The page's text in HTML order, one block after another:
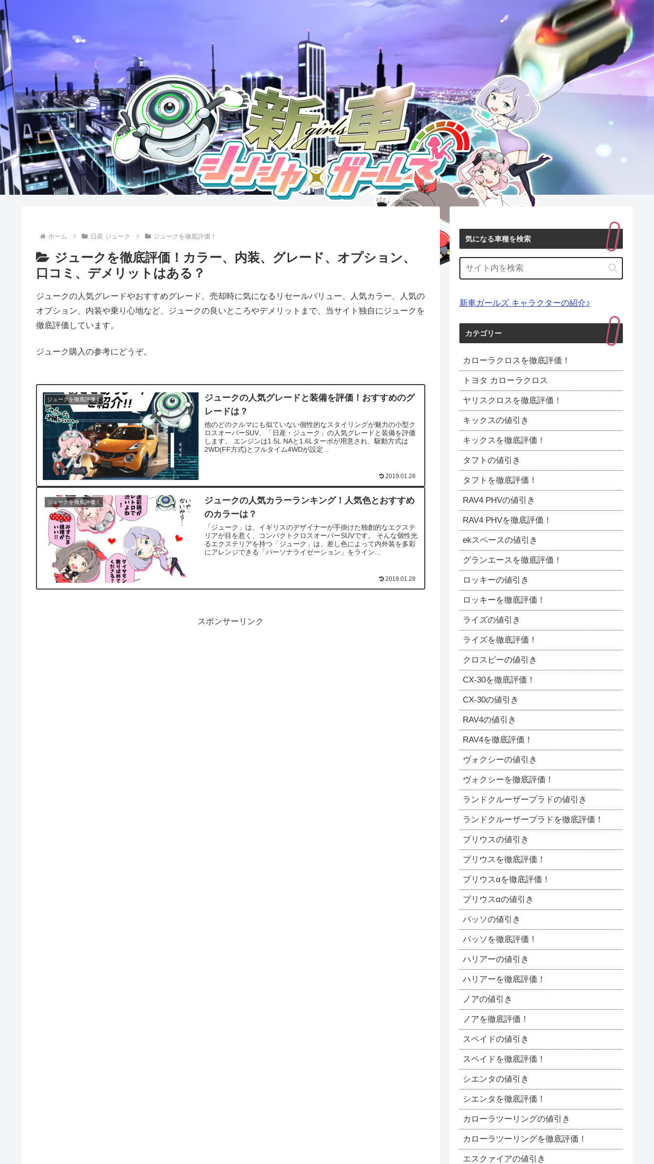
ホーム 日産 ジューク ジュークを徹底評価！
ジュークを徹底評価！カラー、内装、グレード、オプション、
口コミ、デメリットはある？
ジュークの人気グレードやおすすめグレード、売却時に気になるリセールバリュー、人気カラー、人気の
オプション、内装や乗り心地など、ジュークの良いところやデメリットまで、当サイト独自にジュークを
徹底評価しています。
ジューク購入の参考にどうぞ。
ジュークを徹底評価！
ジュークの人気グレードと装備を評価！おすすめのグ
レードは？
他のどのクルマにも似ていない個性的なスタイリングが魅力の小型ク
ロスオーバーSUV、「日産・ジューク」の人気グレードと装備を評価
します。 エンジンは1.5L NAと1.6Lターボが用意され、駆動方式は
2WD(FF方式)とフルタイム4WDが設定...
2019.01.28
ジュークを徹底評価！
ジュークの人気カラーランキング！人気色とおすすめ
のカラーは？
「ジューク」は、イギリスのデザイナーが手掛けた独創的なエクステ
リアが目を惹く、コンパクトクロスオーバーSUVです。 そんな個性光
るエクステリアを持つ「ジューク」は、差し色によって内外装を多彩
にアレンジできる「パーソナライゼーション」をライン...
2019.01.28
スポンサーリンク
気になる車種を検索
新車ガールズ キャラクターの紹介♪
カテゴリー
カローラクロスを徹底評価！
トヨタ カローラクロス
ヤリスクロスを徹底評価！
キックスの値引き
キックスを徹底評価！
タフトの値引き
タフトを徹底評価！
RAV4 PHVの値引き
RAV4 PHVを徹底評価！
ekスペースの値引き
グランエースを徹底評価！
ロッキーの値引き
ロッキーを徹底評価！
ライズの値引き
ライズを徹底評価！
クロスビーの値引き
CX-30を徹底評価！
CX-30の値引き
RAV4の値引き
RAV4を徹底評価！
ヴォクシーの値引き
ヴォクシーを徹底評価！
ランドクルーザープラドの値引き
ランドクルーザープラドを徹底評価！
プリウスの値引き
プリウスを徹底評価！
プリウスαを徹底評価！
プリウスαの値引き
パッソの値引き
パッソを徹底評価！
ハリアーの値引き
ハリアーを徹底評価！
ノアの値引き
ノアを徹底評価！
スペイドの値引き
スペイドを徹底評価！
シエンタの値引き
シエンタを徹底評価！
カローラツーリングの値引き
カローラツーリングを徹底評価！
エスクァイアの値引き